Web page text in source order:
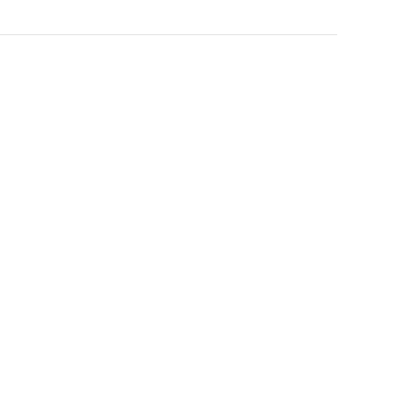
und ein außergewöhnlich hohes Wärme-
einem weichen Fleecefutter und sorgt für maximalen
Komfort sorgt. Dank der geruchshemmenden
zu tragen und müssen nicht so oft
weniger als Handschuhe, die nach jeder Fahrt
ist von den anderen Fingern getrennt, damit sich
erhöhen, damit Handzeichen im